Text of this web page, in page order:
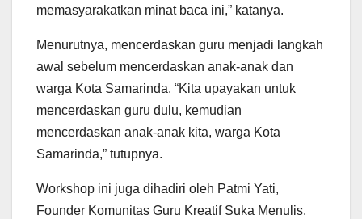
memasyarakatkan minat baca ini,” katanya.
Menurutnya, mencerdaskan guru menjadi langkah
awal sebelum mencerdaskan anak-anak dan
warga Kota Samarinda. “Kita upayakan untuk
mencerdaskan guru dulu, kemudian
mencerdaskan anak-anak kita, warga Kota
Samarinda,” tutupnya.
Workshop ini juga dihadiri oleh Patmi Yati,
Founder Komunitas Guru Kreatif Suka Menulis.